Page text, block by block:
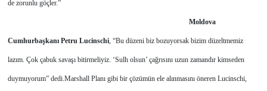
de zorunlu göçler.”
Moldova
Cumhurbaşkanı Petru Lucinschi, “Bu düzeni biz bozuyorsak bizim düzeltmemiz
lazım. Çok çabuk savaşı bitirmeliyiz. ‘Sulh olsun’ çağrısını uzun zamandır kimseden
duymuyorum” dedi.Marshall Planı gibi bir çözümün ele alınmasını öneren Lucinschi,